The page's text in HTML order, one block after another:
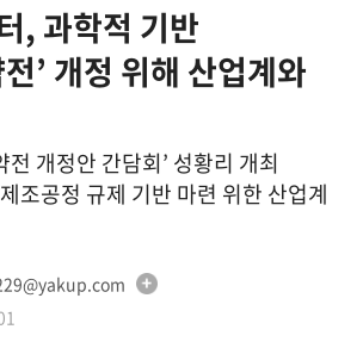
, 과학적 기반
’ 개정 위해 산업계와
전 개정안 간담회’ 성황리 개최
조공정 규제 기반 마련 위한 산업계